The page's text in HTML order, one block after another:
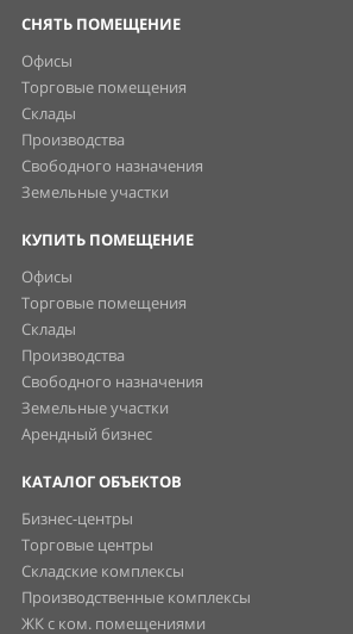
СНЯТЬ ПОМЕЩЕНИЕ
Офисы
Торговые помещения
Склады
Производства
Свободного назначения
Земельные участки
КУПИТЬ ПОМЕЩЕНИЕ
Офисы
Торговые помещения
Склады
Производства
Свободного назначения
Земельные участки
Арендный бизнес
КАТАЛОГ ОБЪЕКТОВ
Бизнес-центры
Торговые центры
Складские комплексы
Производственные комплексы
ЖК с ком. помещениями